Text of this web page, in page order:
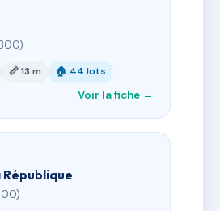
📏 13 m 🏠 44 lots
Voir la fiche →
République